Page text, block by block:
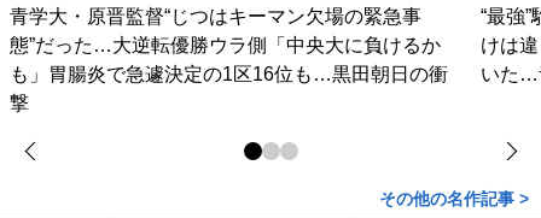
青学大・原晋監督“じつはキーマン欠場の緊急事
態”だった…大逆転優勝ウラ側「中央大に負けるか
も」胃腸炎で急遽決定の1区16位も…黒田朝日の衝
撃
“最強
けは
いた…
その他の名作記事 >